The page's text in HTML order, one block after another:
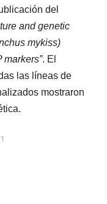
del
and genetic
mykiss)
. El
las líneas de
mostraron